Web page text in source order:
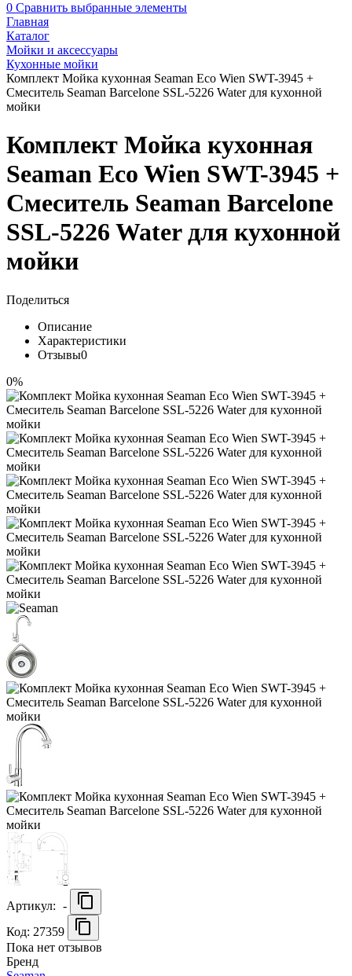
0 Сравнить выбранные элементы
Главная
Каталог
Мойки и аксессуары
Кухонные мойки
Комплект Мойка кухонная Seaman Eco Wien SWT-3945 +
Смеситель Seaman Barcelone SSL-5226 Water для кухонной
мойки
Комплект Мойка кухонная
Seaman Eco Wien SWT-3945 +
Смеситель Seaman Barcelone
SSL-5226 Water для кухонной
мойки
Поделиться
Описание
Характеристики
Отзывы0
0%
Артикул: -
Код: 27359
Пока нет отзывов
Бренд